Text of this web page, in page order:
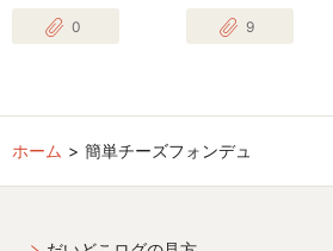
0 9
ホーム 簡単チーズフォンデュ